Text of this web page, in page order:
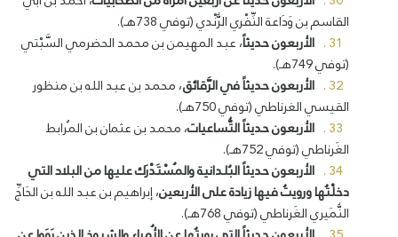
القاسم بن وَدَاعة النِّفْري الرُّنْدي (توفي 738هـ).
الأربعون حديثاً، عبد المهيمن بن محمد الحضرمي السَّبْتي
(توفي 749هـ).
الأربعون حديثاً في الرَّقائق، محمد بن عبد الله بن منظور
القيسي الغرناطي (توفي 750هـ).
الأربعون حديثاً التُّساعيات، محمد بن عثمان بن المُرابط
الغَرناطي (توفي 752هـ).
الأربعون حديثاً البُلدانية والمُسْتَدْرَك عليها من البلاد التي
دخلْتُها ورويتُ فيها زيادة على الأربعين، إبراهيم بن عبد الله بن الحَاجِّ
النُّمَيري الغَرناطي (توفي 768هـ).